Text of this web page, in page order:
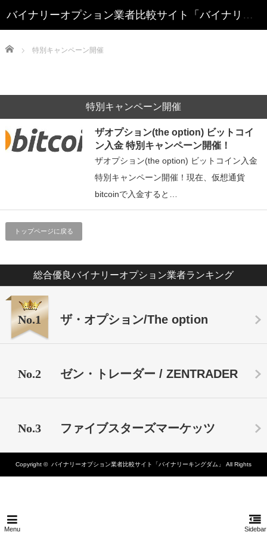
Menu Sidebar
Home 特別キャンペーン開催
特別キャンペーン開催
ザオプション(the option) ビットコイ
ン入金 特別キャンペーン開催！
ザオプション(the option) ビットコイン入金
特別キャンペーン開催！現在、仮想通貨
bitcoinで入金すると…
トップページに戻る
総合優良バイナリーオプション業者ランキング
No.1 ザ・オプション/The option
No.2 ゼン・トレーダー / ZENTRADER
No.3 ファイブスターズマーケッツ
Copyright © バイナリーオプション業者比較サイト「バイナリーキングダム」 All Rights